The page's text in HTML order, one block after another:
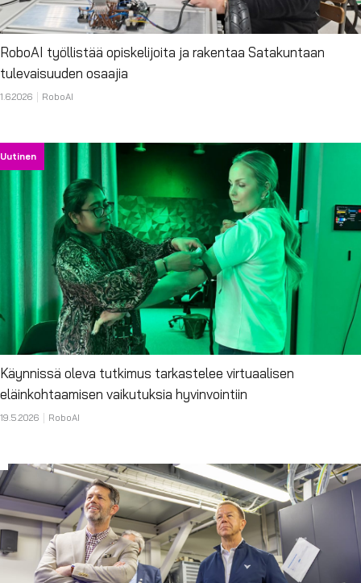
RoboAI työllistää opiskelijoita ja rakentaa Satakuntaan
tulevaisuuden osaajia
1.6.2026 RoboAI
Uutinen
Käynnissä oleva tutkimus tarkastelee virtuaalisen
eläinkohtaamisen vaikutuksia hyvinvointiin
19.5.2026 RoboAI